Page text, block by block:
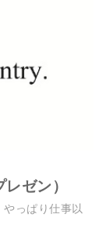
ゼン）
っぱり仕事以